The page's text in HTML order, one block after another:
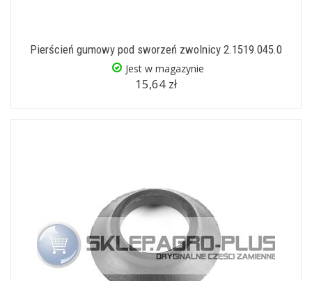
Pierścień gumowy pod sworzeń zwolnicy 2.1519.045.0
Jest w magazynie
15,64 zł